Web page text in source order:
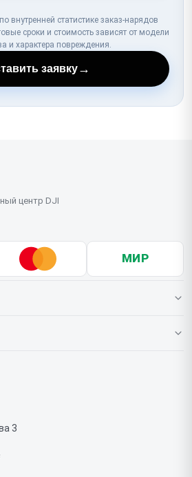
внутренней статистике заказ-нарядов
сроки и стоимость зависят от модели
и характера повреждения.
заявку→
центр DJI
МИР
3